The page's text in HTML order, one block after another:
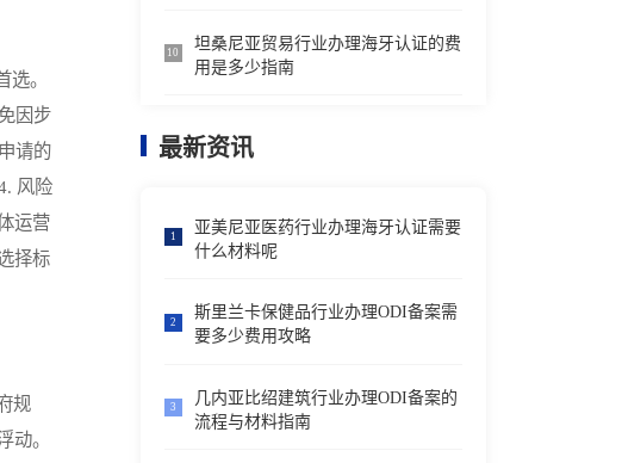
。
因步
请的
风险
运营
择标
规
动。
10
坦桑尼亚贸易行业办理海牙认证的费
用是多少指南
最新资讯
1
亚美尼亚医药行业办理海牙认证需要
什么材料呢
2
斯里兰卡保健品行业办理ODI备案需
要多少费用攻略
3
几内亚比绍建筑行业办理ODI备案的
流程与材料指南